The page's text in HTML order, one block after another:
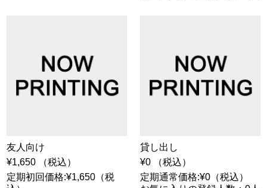
友人向け
¥1,650 （税込）
定期初回価格:¥1,650（税
貸し出し
¥0 （税込）
定期通常価格:¥0（税込）